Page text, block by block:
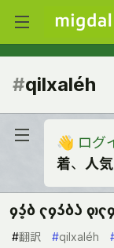
#qilxaléh
👋 ログ
着、 人気
lôk iloke
#翻訳 #qilxaléh